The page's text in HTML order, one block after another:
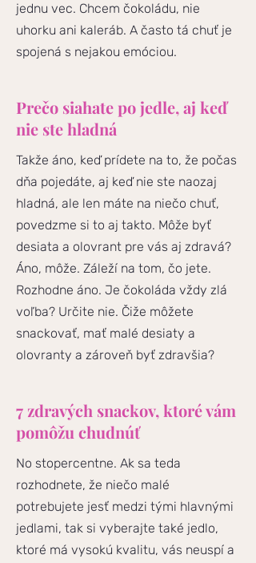
jednu vec. Chcem čokoládu, nie
uhorku ani kaleráb. A často tá chuť je
spojená s nejakou emóciou.
Prečo siahate po jedle, aj keď
nie ste hladná
Takže áno, keď prídete na to, že počas
dňa pojedáte, aj keď nie ste naozaj
hladná, ale len máte na niečo chuť,
povedzme si to aj takto. Môže byť
desiata a olovrant pre vás aj zdravá?
Áno, môže. Záleží na tom, čo jete.
Rozhodne áno. Je čokoláda vždy zlá
voľba? Určite nie. Čiže môžete
snackovať, mať malé desiaty a
olovranty a zároveň byť zdravšia?
7 zdravých snackov, ktoré vám
pomôžu chudnúť
No stopercentne. Ak sa teda
rozhodnete, že niečo malé
potrebujete jesť medzi tými hlavnými
jedlami, tak si vyberajte také jedlo,
ktoré má vysokú kvalitu, vás neuspí a